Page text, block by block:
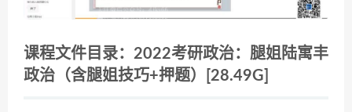
课程文件目录：2022考研政治：腿姐陆寓丰
政治（含腿姐技巧+押题）[28.49G]